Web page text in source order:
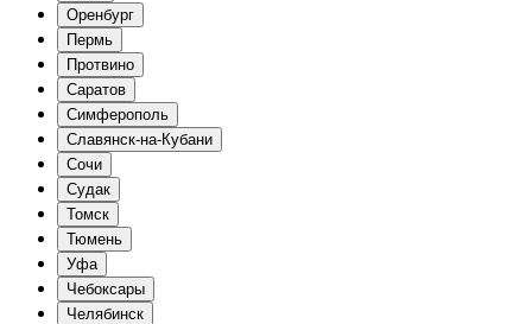
Оренбург
Пермь
Протвино
Саратов
Симферополь
Славянск-на-Кубани
Сочи
Судак
Томск
Тюмень
Уфа
Чебоксары
Челябинск